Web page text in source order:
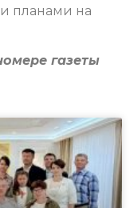
планами на
газеты